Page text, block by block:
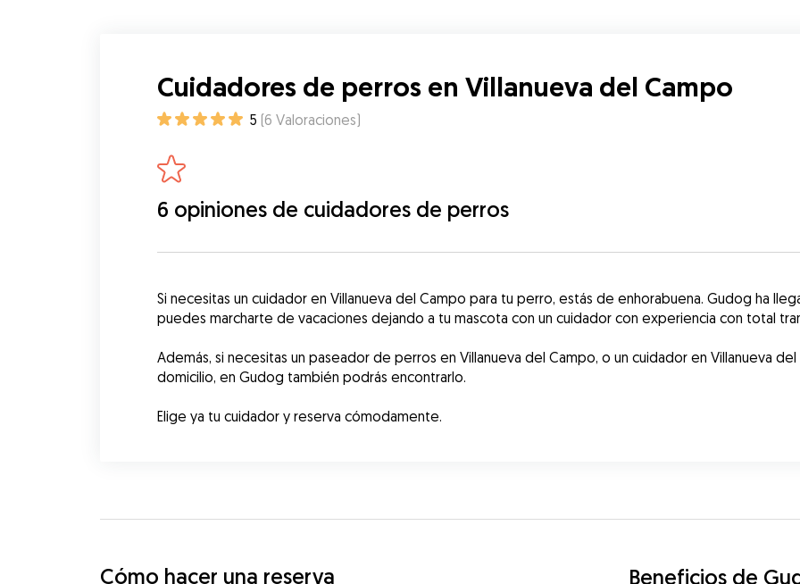
Cuidadores de perros en Villanueva del Campo
5 (6 Valoraciones)
6 opiniones de cuidadores de perros
Si necesitas un cuidador en Villanueva del Campo para tu perro, estás de enhorabuena. Gudog ha
puedes marcharte de vacaciones dejando a tu mascota con un cuidador con experiencia con total
Además, si necesitas un paseador de perros en Villanueva del Campo, o un cuidador en Villanueva
domicilio, en Gudog también podrás encontrarlo.
Elige ya tu cuidador y reserva cómodamente.
Cómo hacer una reserva Beneficios de